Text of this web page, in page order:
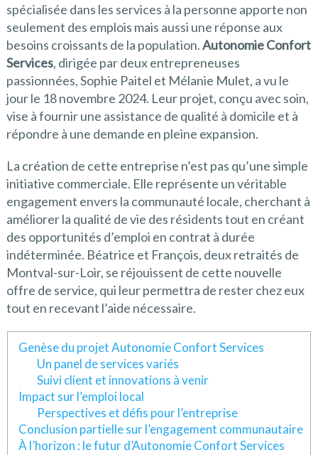
spécialisée dans les services à la personne apporte non
seulement des emplois mais aussi une réponse aux
besoins croissants de la population.Autonomie Confort
Services, dirigée par deux entrepreneuses
passionnées, Sophie Paitel et Mélanie Mulet, a vu le
jour le 18 novembre 2024. Leur projet, conçu avec soin,
vise à fournir une assistance de qualité à domicile et à
répondre à une demande en pleine expansion.
La création de cette entreprise n’est pas qu’une simple
initiative commerciale. Elle représente un véritable
engagement envers la communauté locale, cherchant à
améliorer la qualité de vie des résidents tout en créant
des opportunités d’emploi en contrat à durée
indéterminée. Béatrice et François, deux retraités de
Montval-sur-Loir, se réjouissent de cette nouvelle
offre de service, qui leur permettra de rester chez eux
tout en recevant l’aide nécessaire.
Genèse du projet Autonomie Confort Services
Un panel de services variés
Suivi client et innovations à venir
Impact sur l’emploi local
Perspectives et défis pour l’entreprise
Conclusion partielle sur l’engagement communautaire
À l’horizon : le futur d’Autonomie Confort Services